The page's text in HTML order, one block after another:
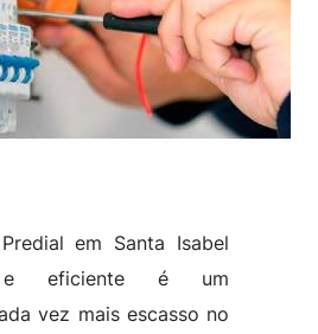
em Santa Isabel
e eficiente é um
vez mais escasso no